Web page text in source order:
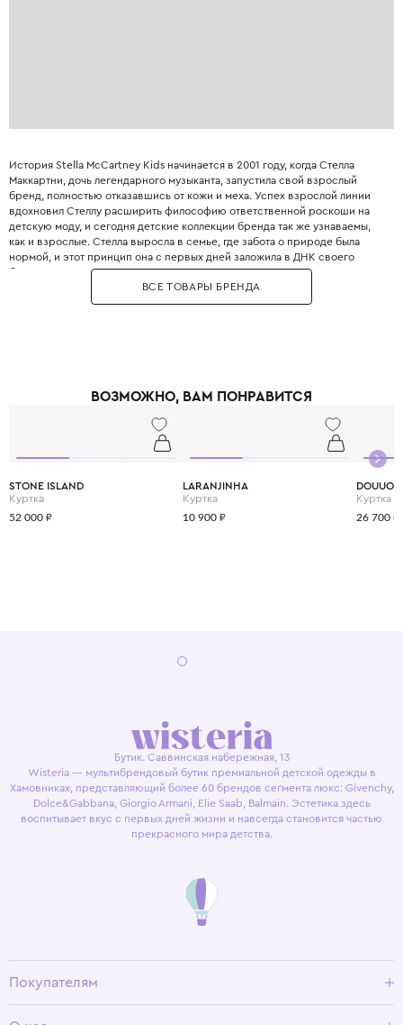
История Stella McCartney Kids начинается в 2001 году, когда Стелла
Маккартни, дочь легендарного музыканта, запустила свой взрослый
бренд, полностью отказавшись от кожи и меха. Успех взрослой линии
вдохновил Стеллу расширить философию ответственной роскоши на
детскую моду, и сегодня детские коллекции бренда так же узнаваемы,
как и взрослые. Стелла выросла в семье, где забота о природе была
нормой, и этот принцип она с первых дней заложила в ДНК своего
бренда. Бренд использует только инновационные экологичные
материалы: органический хлопок, переработанный полиэстер, вискозу
из вторичного сырья и запатентованные веганские материалы. Яркие
принципам slow fashion: каждая вещь остаётся актуальной не один
ВСЕ ТОВАРЫ БРЕНДА
ВОЗМОЖНО, ВАМ ПОНРАВИТСЯ
STONE ISLAND
Куртка
52 000 ₽
LARANJINHA
Куртка
10 900 ₽
DOUUOD
Куртка
26 700 ₽
Бутик. Саввинская набережная, 13
Wisteria — мультибрендовый бутик премиальной детской одежды в
Хамовниках, представляющий более 60 брендов сегмента люкс: Givenchy,
Dolce&Gabbana, Giorgio Armani, Elie Saab, Balmain. Эстетика здесь
воспитывает вкус с первых дней жизни и навсегда становится частью
прекрасного мира детства.
Покупателям